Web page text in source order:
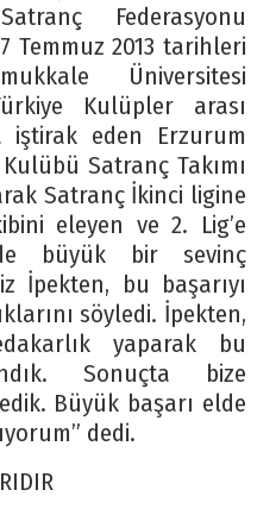
Federasyonu
Temmuz 2013 tarihleri
Üniversitesi
Kulüpler arası
iştirak eden Erzurum
Satranç Takımı
Satranç İkinci ligine
eleyen ve 2. Lig’e
büyük bir sevinç
İpekten, bu başarıyı
söyledi. İpekten,
yaparak bu
Sonuçta bize
Büyük başarı elde
dedi.